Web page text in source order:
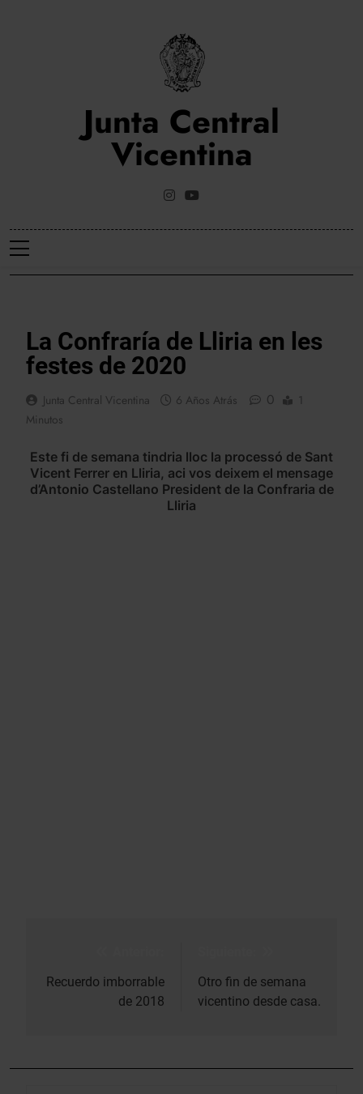
Junta Central
Vicentina
Web Oficial De La Junta Central Vicentina De Valencia
La Confraría de Lliria en les
festes de 2020
Junta Central Vicentina 6 Años Atrás 0
1
Minutos
Este fi de semana tindria lloc la processó de Sant
Vicent Ferrer en Lliria, aci vos deixem el mensage
d’Antonio Castellano President de la Confraria de
Lliria
de
Recuerdo imborrable
de 2018
Otro fin de semana
vicentino desde casa.